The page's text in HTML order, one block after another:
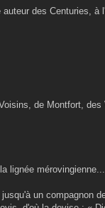
des Centuries, à
de Montfort, des
lignée mérovingienne...
un compagnon